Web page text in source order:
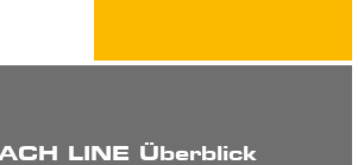
LINE Überblick